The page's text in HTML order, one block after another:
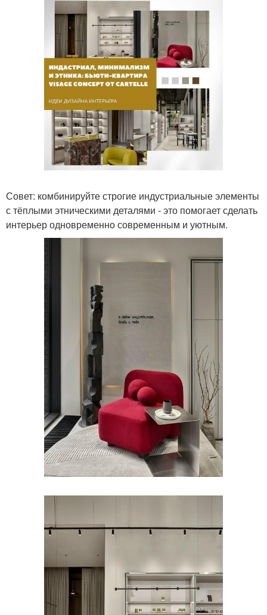
Совет: комбинируйте строгие индустриальные элементы
с тёплыми этническими деталями - это помогает сделать
интерьер одновременно современным и уютным.